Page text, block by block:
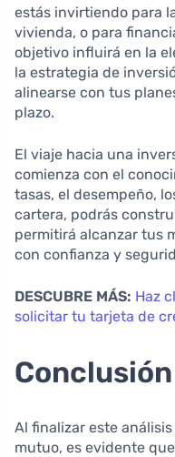
estás invirtiendo para
vivienda, o para
objetivo influirá en la
la estrategia de
alinearse con tus
plazo.
El viaje hacia una
comienza con el
tasas, el desempeño,
cartera, podrás
permitirá alcanzar tus
con confianza y
DESCUBRE MÁS: Haz
solicitar tu tarjeta de
Conclusión
Al finalizar este
mutuo, es evidente